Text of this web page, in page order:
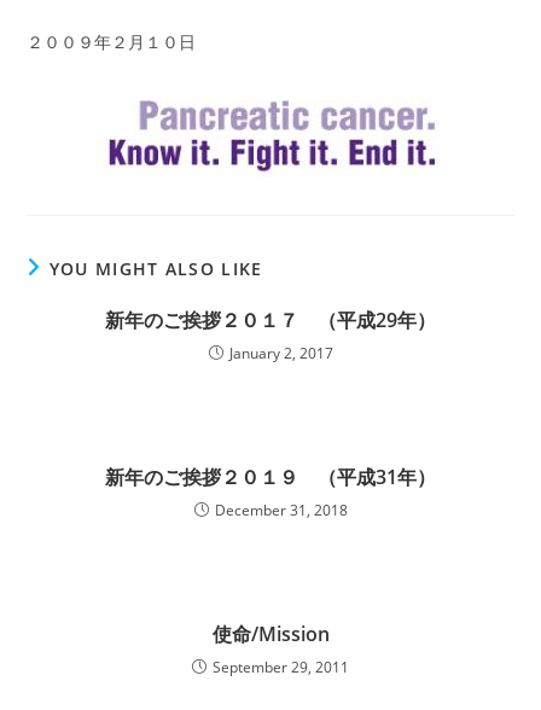
２００９年２月１０日
YOU MIGHT ALSO LIKE
新年のご挨拶２０１７ （平成29年）
January 2, 2017
新年のご挨拶２０１９ （平成31年）
December 31, 2018
使命/Mission
September 29, 2011